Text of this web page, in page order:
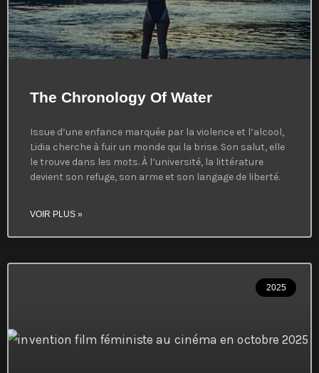
The Chronology Of Water
Issue d’une enfance marquée par la violence et l’alcool,
Lidia cherche à fuir un monde qui la brise. Son salut, elle
le trouve dans les mots. À l’université, la littérature
devient son refuge, son arme et son langage de liberté.
VOIR PLUS »
2025